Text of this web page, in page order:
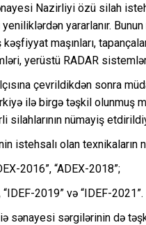
Nazirliyi özü silah
yararlanır.
maşınları,
yerüstü RADAR
çevrildikdən sonra
ilə birgə təşkil olunmuş
silahlarının nümayiş
istehsalı olan texnikaların
2016”, “ADEX-2018”;
2019” və “IDEF-2021”.
sənayesi sərgilərinin də